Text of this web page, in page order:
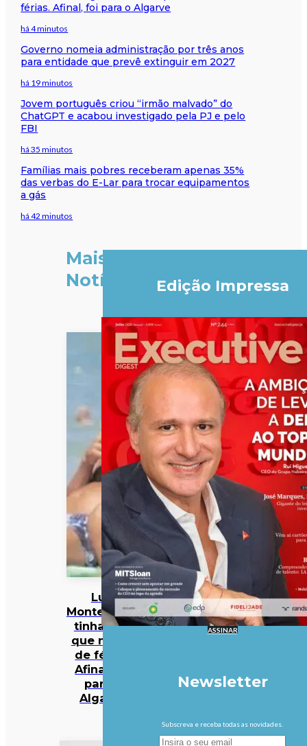
férias. Afinal, foi para o Algarve
há 4 minutos
Governo nomeia administração por três anos
para entidade que prevê extinguir em 2027
há 19 minutos
Jovem português criou “irmão malvado” do
ChatGPT e acabou investigado pela PJ e pelo
FBI
há 35 minutos
Famílias mais pobres receberam apenas 35%
das verbas do E-Lar para trocar equipamentos
a gás
há 42 minutos
Mais
Notícias
Luís
Montenegro
tinha dito
que não ia
de férias.
Afinal, foi
para o
Algarve
Edição Impressa
ASSINAR
Newsletter
Subscreva e receba todas as novidades.